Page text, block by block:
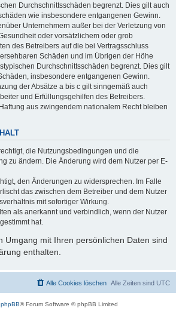
Durchschnittsschäden begrenzt. Dies gilt auch
wie insbesondere entgangenen Gewinn.
Unternehmern außer bei der Verletzung von
oder vorsätzlichem oder grob
des Betreibers auf die bei Vertragsschluss
Schäden und im Übrigen der Höhe
Durchschnittsschäden begrenzt. Dies gilt
insbesondere entgangenen Gewinn.
der Absätze a bis c gilt sinngemäß auch
und Erfüllungsgehilfen des Betreibers.
aus zwingendem nationalem Recht bleiben
die Nutzungsbedingungen und die
zu ändern. Die Änderung wird dem Nutzer per E-
den Änderungen zu widersprechen. Im Falle
das zwischen dem Betreiber und dem Nutzer
mit sofortiger Wirkung.
als anerkannt und verbindlich, wenn der Nutzer
hat.
Umgang mit Ihren persönlichen Daten sind
enthalten.
Alle Zeiten sind UTC
Alle Cookies löschen
phpBB® Forum Software © phpBB Limited